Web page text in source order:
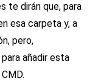
te dirán que, para
esa carpeta y, a
pero,
añadir esta